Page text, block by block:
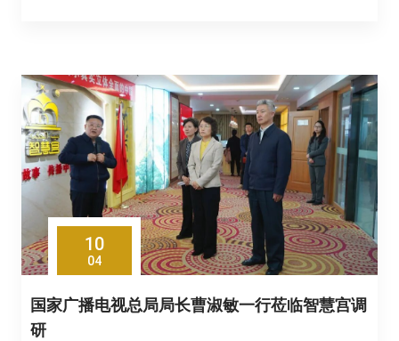
10
04
国家广播电视总局局长曹淑敏一行莅临智慧宫调
研